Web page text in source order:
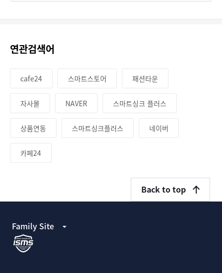
연관검색어
cafe24 스마트스토어 패션타운
자사몰 NAVER 스마트싱크 플러스
상품연동 스마트싱크플러스 네이버
카페24
Family Site
Back to top